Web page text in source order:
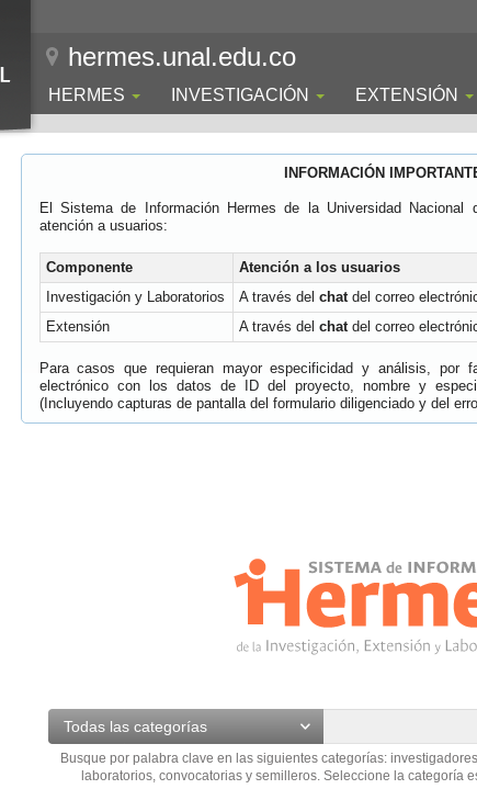
hermes.unal.edu.co
HERMES INVESTIGACIÓN EXTENSIÓN
INFORMACIÓN
El Sistema de Información Hermes de la Universidad Nacional
atención a usuarios:
Componente Atención a los usuarios
Investigación y Laboratorios
A través del chatdel correo
Extensión
A través del chatdel correo
Para casos que requieran mayor especificidad y análisis, por
electrónico con los datos de ID del proyecto, nombre y
(Incluyendo capturas de pantalla del formulario diligenciado y del
Todas las categorías
Busque por palabra clave en las siguientes categorías:
laboratorios, convocatorias y semilleros. Seleccione la categoría